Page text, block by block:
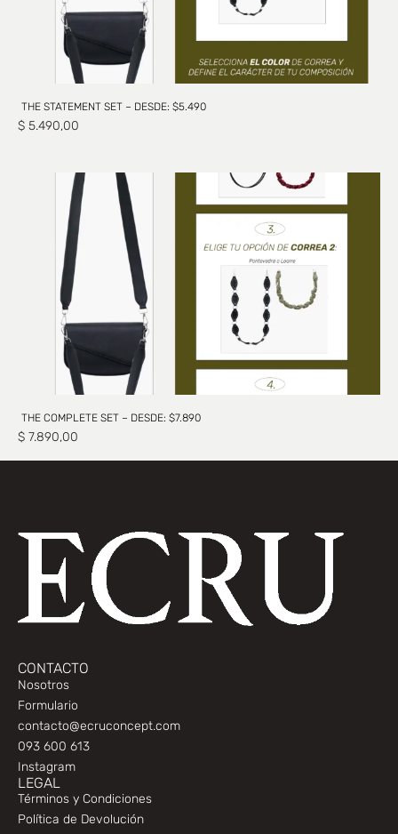
THE STATEMENT SET – DESDE: $5.490
$ 5.490,00
THE COMPLETE SET – DESDE: $7.890
$ 7.890,00
CONTACTO
Nosotros
Formulario
contacto@ecruconcept.com
093 600 613
Instagram
LEGAL
Términos y Condiciones
Política de Devolución